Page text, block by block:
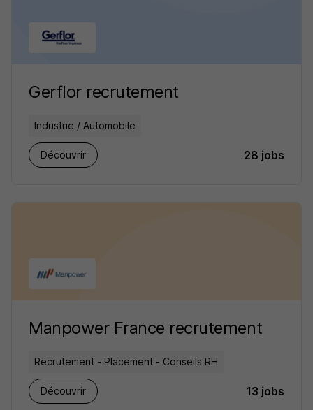
Gerflor recrutement
Industrie / Automobile
Découvrir 28 jobs
Manpower France recrutement
Recrutement - Placement - Conseils RH
Découvrir 13 jobs